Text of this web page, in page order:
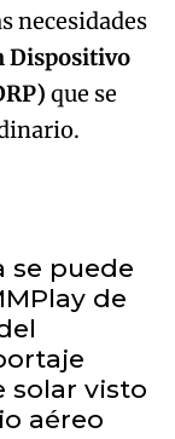
necesidades
Dispositivo
que se
se puede
de
solar visto
aéreo